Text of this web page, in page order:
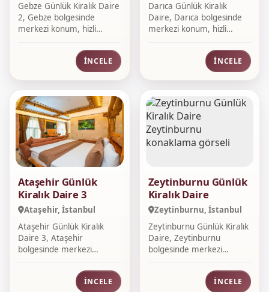
Gebze Günlük Kiralık Daire
2, Gebze bolgesinde
merkezi konum, hizli
İNCELE
Darıca Günlük Kiralık
Daire, Darıca bolgesinde
merkezi konum, hizli
İNCELE
Ataşehir Günlük
Kiralık Daire 3
Ataşehir, İstanbul
Ataşehir Günlük Kiralık
Daire 3, Ataşehir
bolgesinde merkezi
İNCELE
Zeytinburnu Günlük
Kiralık Daire
Zeytinburnu, İstanbul
Zeytinburnu Günlük Kiralık
Daire, Zeytinburnu
bolgesinde merkezi
İNCELE